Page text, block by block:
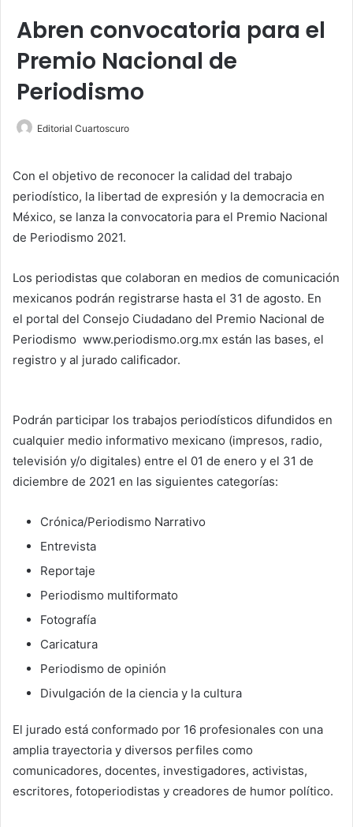
Abren convocatoria para el
Premio Nacional de
Periodismo
Editorial Cuartoscuro
Con el objetivo de reconocer la calidad del trabajo
periodístico, la libertad de expresión y la democracia en
México, se lanza la convocatoria para el Premio Nacional
de Periodismo 2021.
Los periodistas que colaboran en medios de comunicación
mexicanos podrán registrarse hasta el 31 de agosto. En
el portal del Consejo Ciudadano del Premio Nacional de
Periodismo www.periodismo.org.mx están las bases, el
registro y al jurado calificador.
Podrán participar los trabajos periodísticos difundidos en
cualquier medio informativo mexicano (impresos, radio,
televisión y/o digitales) entre el 01 de enero y el 31 de
diciembre de 2021 en las siguientes categorías:
Crónica/Periodismo Narrativo
Entrevista
Reportaje
Periodismo multiformato
Fotografía
Caricatura
Periodismo de opinión
Divulgación de la ciencia y la cultura
El jurado está conformado por 16 profesionales con una
amplia trayectoria y diversos perfiles como
comunicadores, docentes, investigadores, activistas,
escritores, fotoperiodistas y creadores de humor político.